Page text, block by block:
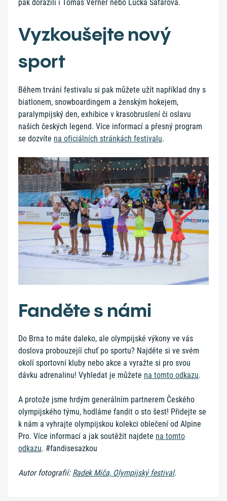
pak dorazili i Tomáš Verner nebo Lucka Šafářová.
Vyzkoušejte nový
sport
Během trvání festivalu si pak můžete užít například dny s
biatlonem, snowboardingem a ženským hokejem,
paralympijský den, exhibice v krasobruslení či oslavu
našich českých legend. Více informací a přesný program
se dozvíte na oficiálních stránkách festivalu.
Fanděte s námi
Do Brna to máte daleko, ale olympijské výkony ve vás
doslova probouzejíí chuť po sportu? Najděte si ve svém
okolí sportovní kluby nebo akce a vyražte si pro svou
dávku adrenalinu! Vyhledat je můžete na tomto odkazu.
A protože jsme hrdým generálním partnerem Českého
olympijského týmu, hodláme fandit o sto šest! Přidejte se
k nám a vyhrajte olympijskou kolekci oblečení od Alpine
Pro. Více informací a jak soutěžit najdete na tomto
odkazu. #fandisesazkou
Autor fotografií: Radek Miča, Olympijský festival.